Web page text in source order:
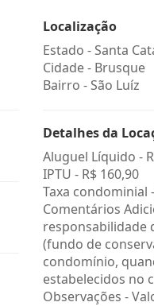
Localização
Estado -Santa
Cidade - Brusque
Bairro -São Luíz
Detalhes da
Aluguel Líquido -
IPTU - R$ 160,90
Taxa condominial -
Comentários
responsabilidade
(fundo de
condomínio,
estabelecidos no
Observações -